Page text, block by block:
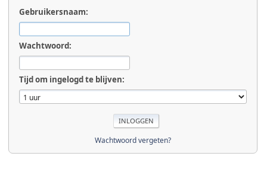
Gebruikersnaam:
Wachtwoord:
Tijd om ingelogd te blijven:
Wachtwoord vergeten?